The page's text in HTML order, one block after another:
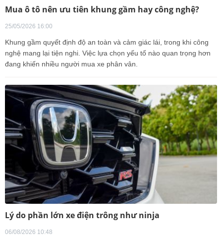
Mua ô tô nên ưu tiên khung gầm hay công nghệ?
25/05/2026 16:00
Khung gầm quyết định độ an toàn và cảm giác lái, trong khi công
nghệ mang lại tiện nghi. Việc lựa chọn yếu tố nào quan trọng hơn
đang khiến nhiều người mua xe phân vân.
Lý do phần lớn xe điện trông như ninja
06/08/2026 10:48